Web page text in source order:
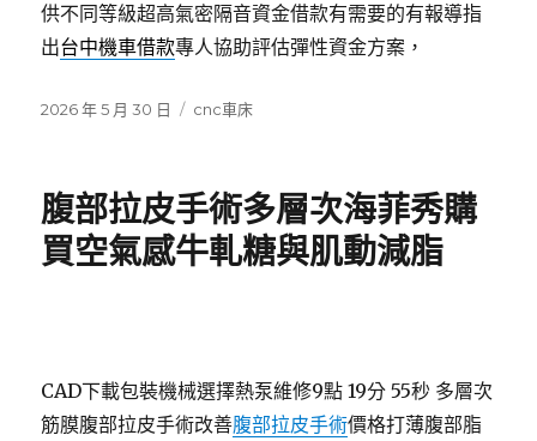
供不同等級超高氣密隔音資金借款有需要的有報導指
出台中機車借款專人協助評估彈性資金方案，
發
2026 年 5 月 30 日
分
cnc車床
腹部拉皮手術多層次海菲秀購
買空氣感牛軋糖與肌動減脂
CAD下載包裝機械選擇熱泵維修9點 19分 55秒 多層次
筋膜腹部拉皮手術改善腹部拉皮手術價格打薄腹部脂